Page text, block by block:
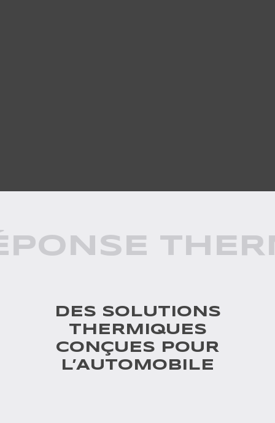
DES SOLUTIONS
THERMIQUES
CONÇUES POUR
L’AUTOMOBILE